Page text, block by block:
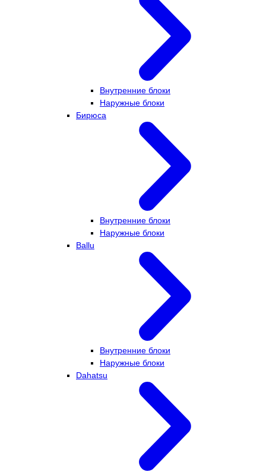
Внутренние блоки
Наружные блоки
Бирюса
Внутренние блоки
Наружные блоки
Ballu
Внутренние блоки
Наружные блоки
Dahatsu